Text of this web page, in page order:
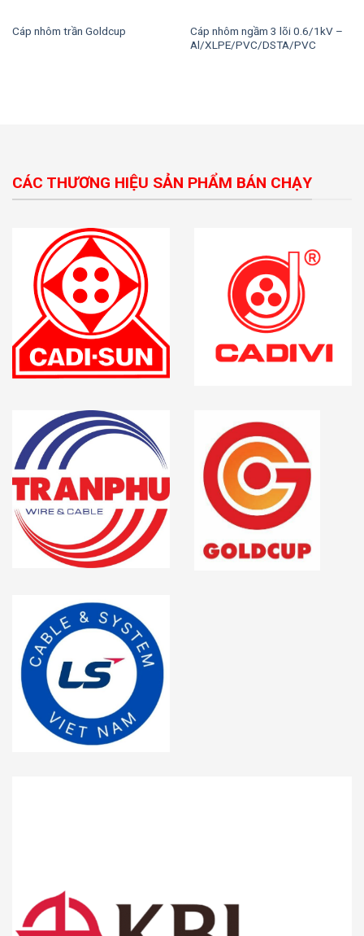
Cáp nhôm trần Goldcup
Cáp nhôm ngầm 3 lõi 0.6/1kV –
Al/XLPE/PVC/DSTA/PVC
CÁC THƯƠNG HIỆU SẢN PHẨM BÁN CHẠY